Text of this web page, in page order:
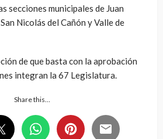
secciones municipales de Juan
Nicolás del Cañón y Valle de
de que basta con la aprobación
integran la 67 Legislatura.
Share this…